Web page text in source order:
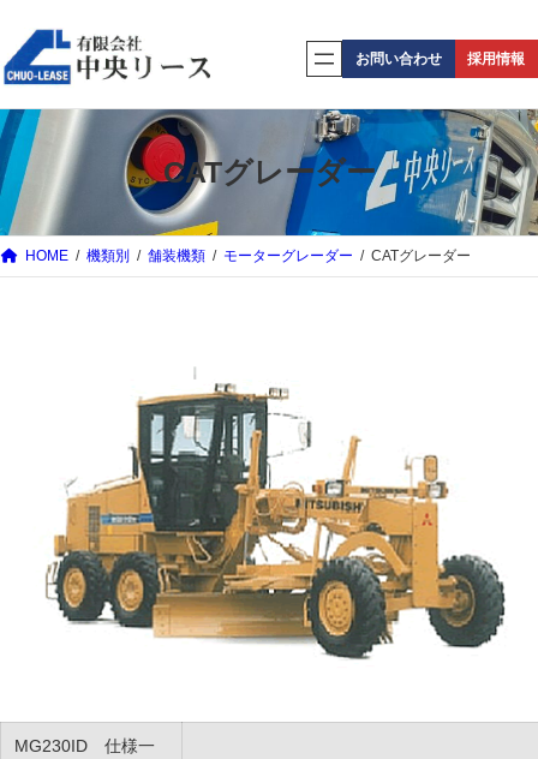
容
を
ス
キ
ッ
プ
お問い合わせ 採用情報
CATグレーダー
HOME 機類別 舗装機類 モーターグレーダー CATグレーダー
MG230ID 仕様一